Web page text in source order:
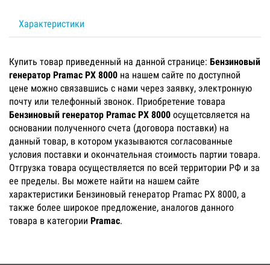
Характеристики
Купить товар приведенный на данной странице: Бензиновый
генератор Pramac PX 8000 на нашем сайте по доступной
цене можно связавшись с нами через заявку, электронную
почту или телефонный звонок. Приобретение товара
Бензиновый генератор Pramac PX 8000 осущетсвляется на
основании полученного счета (договора поставки) на
данный товар, в котором указываются согласованные
условия поставки и окончательная стоимость партии товара.
Отгрузка товара осуществляется по всей территории РФ и за
ее пределы. Вы можете найти на нашем сайте
характеристики Бензиновый генератор Pramac PX 8000, а
также более широкое предложение, аналогов данного
товара в категории Pramac.